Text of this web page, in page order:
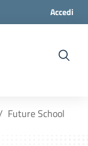
Accedi
Future School